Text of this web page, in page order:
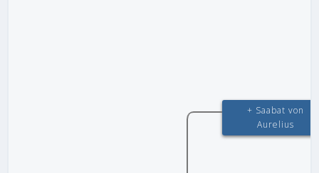
+ Saabat von
Aurelius